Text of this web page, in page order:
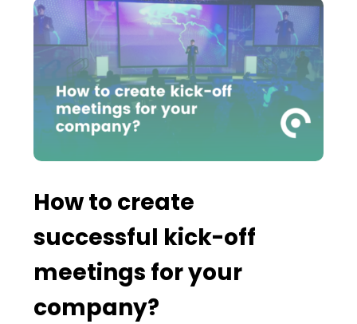
How to create
successful kick-off
meetings for your
company?